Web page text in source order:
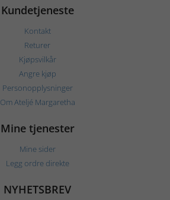
Kundetjeneste
Kontakt
Returer
Kjøpsvilkår
Angre kjøp
Personopplysninger
Om Ateljé Margaretha
Mine tjenester
Mine sider
Legg ordre direkte
NYHETSBREV